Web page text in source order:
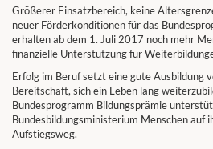
Größerer Einsatzbereich, keine
neuer Förderkonditionen für das
erhalten ab dem 1. Juli 2017 noch mehr
finanzielle Unterstützung für
Erfolg im Beruf setzt eine gute Ausbildung
Bereitschaft, sich ein Leben lang
Bundesprogramm Bildungsprämie
Bundesbildungsministerium Menschen auf
Aufstiegsweg.